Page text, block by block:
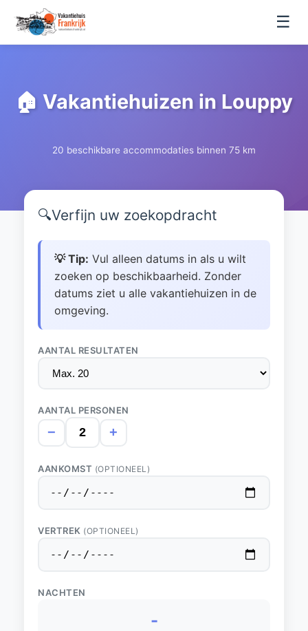
☰
🏠 Vakantiehuizen in Louppy
20 beschikbare accommodaties binnen 75 km
🔍Verfijn uw zoekopdracht
💡 Tip: Vul alleen datums in als u wilt
zoeken op beschikbaarheid. Zonder
datums ziet u alle vakantiehuizen in de
omgeving.
AANTAL RESULTATEN
AANTAL PERSONEN
− +
AANKOMST (OPTIONEEL)
VERTREK (OPTIONEEL)
NACHTEN
-